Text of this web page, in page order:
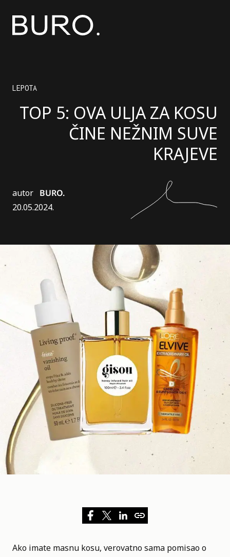
LEPOTA
TOP 5: OVA ULJA ZA KOSU
ČINE NEŽNIM SUVE
KRAJEVE
autor BURO.
20.05.2024.
Ako imate masnu kosu, verovatno sama pomisao o